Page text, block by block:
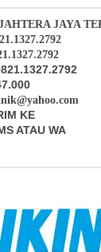
JAYA
KE
ATAU WA